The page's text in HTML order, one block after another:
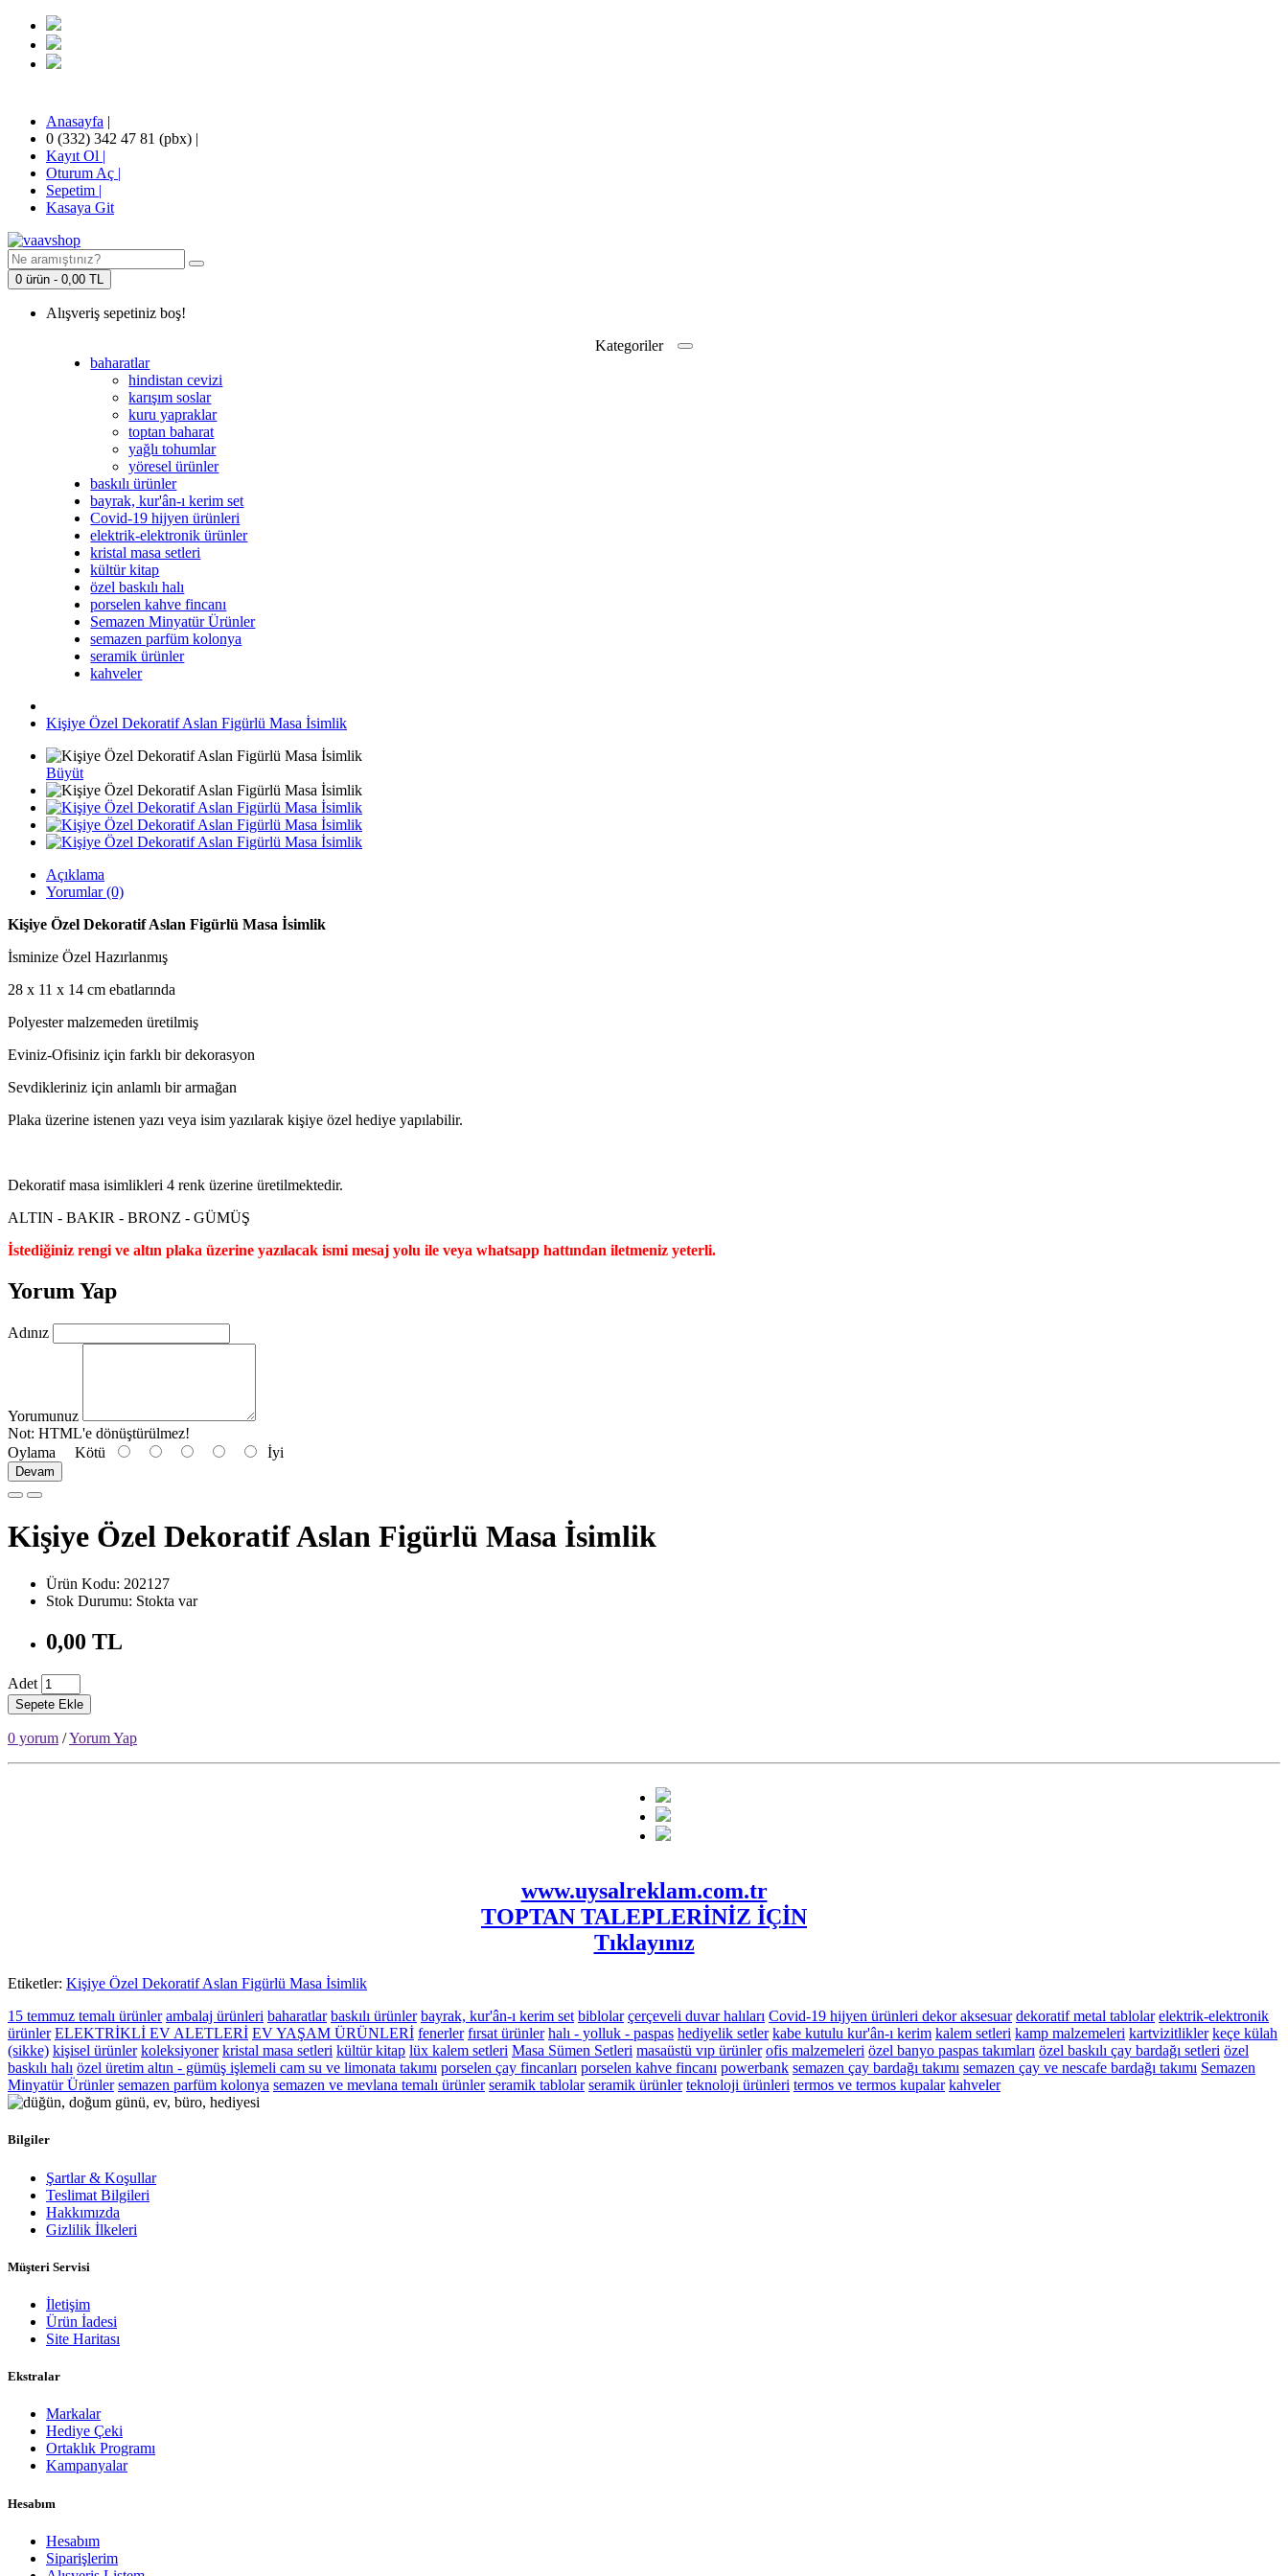
Anasayfa |
0 (332) 342 47 81 (pbx) |
Kayıt Ol |
Oturum Aç |
Sepetim |
Kasaya Git
0 ürün - 0,00 TL
Alışveriş sepetiniz boş!
Kategoriler
baharatlar
hindistan cevizi
karışım soslar
kuru yapraklar
toptan baharat
yağlı tohumlar
yöresel ürünler
baskılı ürünler
bayrak, kur'ân-ı kerim set
Covid-19 hijyen ürünleri
elektrik-elektronik ürünler
kristal masa setleri
kültür kitap
özel baskılı halı
porselen kahve fincanı
Semazen Minyatür Ürünler
semazen parfüm kolonya
seramik ürünler
kahveler
Kişiye Özel Dekoratif Aslan Figürlü Masa İsimlik
Büyüt
Açıklama
Yorumlar (0)
Kişiye Özel Dekoratif Aslan Figürlü Masa İsimlik
İsminize Özel Hazırlanmış
28 x 11 x 14 cm ebatlarında
Polyester malzemeden üretilmiş
Eviniz-Ofisiniz için farklı bir dekorasyon
Sevdikleriniz için anlamlı bir armağan
Plaka üzerine istenen yazı veya isim yazılarak kişiye özel hediye yapılabilir.
Dekoratif masa isimlikleri 4 renk üzerine üretilmektedir.
ALTIN - BAKIR - BRONZ - GÜMÜŞ
İstediğiniz rengi ve altın plaka üzerine yazılacak ismi mesaj yolu ile veya whatsapp hattından iletmeniz yeterli.
Yorum Yap
Adınız
Yorumunuz
Not: HTML'e dönüştürülmez!
Oylama Kötü İyi
Devam
Kişiye Özel Dekoratif Aslan Figürlü Masa İsimlik
Ürün Kodu: 202127
Stok Durumu: Stokta var
0,00 TL
Adet
Sepete Ekle
0 yorum /Yorum Yap
www.uysalreklam.com.tr
TOPTAN TALEPLERİNİZ İÇİN
Tıklayınız
Etiketler: Kişiye Özel Dekoratif Aslan Figürlü Masa İsimlik
15 temmuz temalı ürünler ambalaj ürünleri baharatlar baskılı ürünler bayrak, kur'ân-ı kerim set biblolar çerçeveli duvar halıları Covid-19 hijyen ürünleri dekor aksesuar dekoratif metal tablolar elektrik-elektronik
ürünler ELEKTRİKLİ EV ALETLERİ EV YAŞAM ÜRÜNLERİ fenerler fırsat ürünler halı - yolluk - paspas hediyelik setler kabe kutulu kur'ân-ı kerim kalem setleri kamp malzemeleri kartvizitlikler keçe külah
(sikke) kişisel ürünler koleksiyoner kristal masa setleri kültür kitap lüx kalem setleri Masa Sümen Setleri masaüstü vıp ürünler ofis malzemeleri özel banyo paspas takımları özel baskılı çay bardağı setleri özel
baskılı halı özel üretim altın - gümüş işlemeli cam su ve limonata takımı porselen çay fincanları porselen kahve fincanı powerbank semazen çay bardağı takımı semazen çay ve nescafe bardağı takımı Semazen
Minyatür Ürünler semazen parfüm kolonya semazen ve mevlana temalı ürünler seramik tablolar seramik ürünler teknoloji ürünleri termos ve termos kupalar kahveler
Bilgiler
Şartlar & Koşullar
Teslimat Bilgileri
Hakkımızda
Gizlilik İlkeleri
Müşteri Servisi
İletişim
Ürün İadesi
Site Haritası
Ekstralar
Markalar
Hediye Çeki
Ortaklık Programı
Kampanyalar
Hesabım
Hesabım
Siparişlerim